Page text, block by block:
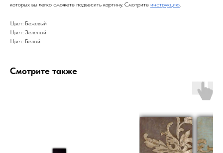
которых вы легко сможете подвесить картину. Смотрите инструкцию.
Цвет: Бежевый
Цвет: Зеленый
Цвет: Белый
Смотрите также